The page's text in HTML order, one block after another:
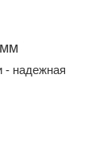
- надежная